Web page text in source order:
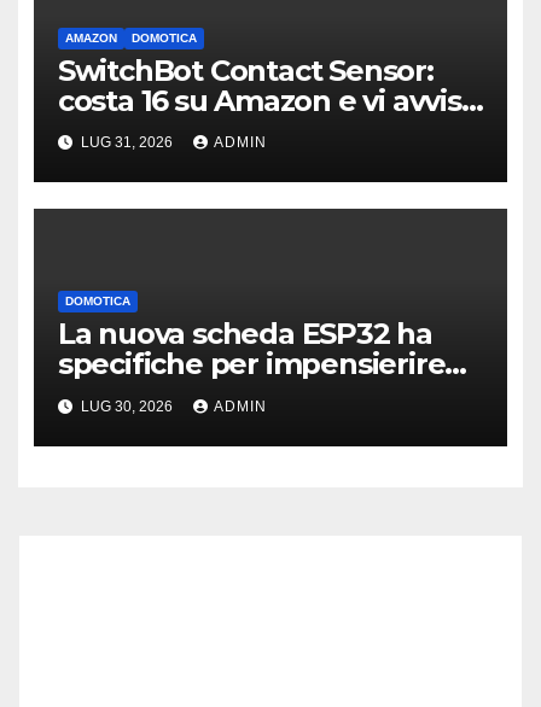
AMAZON DOMOTICA
SwitchBot Contact Sensor:
costa 16 su Amazon e vi avvisa
se qualcuno apre porte o
finestre
LUG 31, 2026 ADMIN
DOMOTICA
La nuova scheda ESP32 ha
specifiche per impensierire
Raspberry Pi
LUG 30, 2026 ADMIN